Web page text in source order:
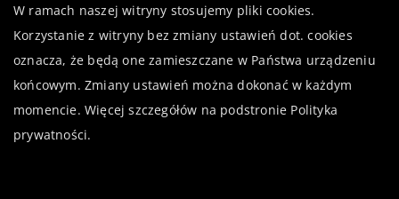
W ramach naszej witryny stosujemy pliki cookies.
Korzystanie z witryny bez zmiany ustawień dot. cookies
oznacza, że będą one zamieszczane w Państwa urządzeniu
końcowym. Zmiany ustawień można dokonać w każdym
momencie. Więcej szczegółów na podstronie Polityka
prywatności.